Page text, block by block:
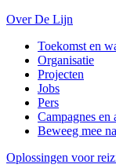
Over De Lijn
Toekomst en
Organisatie
Projecten
Jobs
Pers
Campagnes en
Beweeg mee
Oplossingen voor